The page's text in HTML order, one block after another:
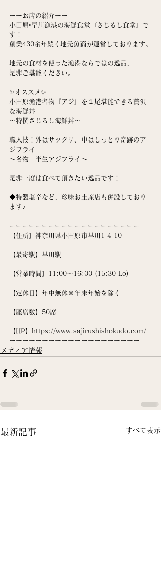
ーーお店の紹介ーー
小田原•早川漁港の海鮮食堂『さじるし食堂』で
す！
創業430余年続く地元魚商が運営しております。
地元の食材を使った漁港ならではの逸品、
是非ご堪能ください。
✨オススメ✨
小田原漁港名物『アジ』を１尾堪能できる贅沢
な海鮮丼
〜特撰さじるし海鮮丼〜
職人技！外はサックリ、中はしっとり奇跡のア
ジフライ
〜名物　半生アジフライ〜
是非一度は食べて頂きたい逸品です！
◆特製塩辛など、珍味お土産店も併設しており
ます♪
ーーーーーーーーーーーーーーーーーーーー
【住所】神奈川県小田原市早川1-4-10
【最寄駅】早川駅
【営業時間】11:00〜16:00 (15:30 Lo)
【定休日】年中無休※年末年始を除く
【座席数】50席
【HP】https://www.sajirushishokudo.com/
ーーーーーーーーーーーーーーーーーーーー
メディア情報
最新記事 すべて表示